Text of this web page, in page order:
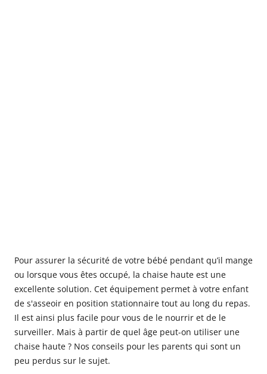
Pour assurer la sécurité de votre bébé pendant qu’il mange
ou lorsque vous êtes occupé, la chaise haute est une
excellente solution. Cet équipement permet à votre enfant
de s'asseoir en position stationnaire tout au long du repas.
Il est ainsi plus facile pour vous de le nourrir et de le
surveiller. Mais à partir de quel âge peut-on utiliser une
chaise haute ? Nos conseils pour les parents qui sont un
peu perdus sur le sujet.